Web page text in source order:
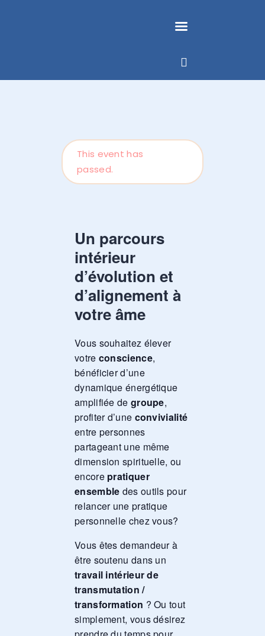
ACCOMPAGNEMENT
INDIVIDUEL
ACTIVITÉS DE GROUPE
AGENDA & NEWS
This event has
passed.
Un parcours
intérieur
d’évolution et
d’alignement à
votre âme
Vous souhaitez élever
votre conscience,
bénéficier d’une
dynamique énergétique
amplifiée de groupe,
profiter d’une convivialité
entre personnes
partageant une même
dimension spirituelle, ou
encore pratiquer
ensemble des outils pour
relancer une pratique
personnelle chez vous?
Vous êtes demandeur à
être soutenu dans un
travail intérieur de
transmutation /
transformation ? Ou tout
simplement, vous désirez